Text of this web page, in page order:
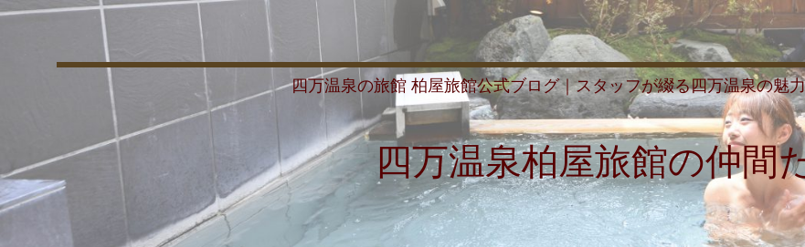
四万温泉の旅館 柏屋旅館公式ブログ｜スタッフが綴る四万温泉の魅
四万温泉柏屋旅館の仲間